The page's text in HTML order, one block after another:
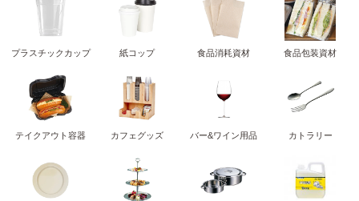
プラスチックカップ 紙コップ 食品消耗資材 食品包装資材
テイクアウト容器 カフェグッズ バー&ワイン用品 カトラリー